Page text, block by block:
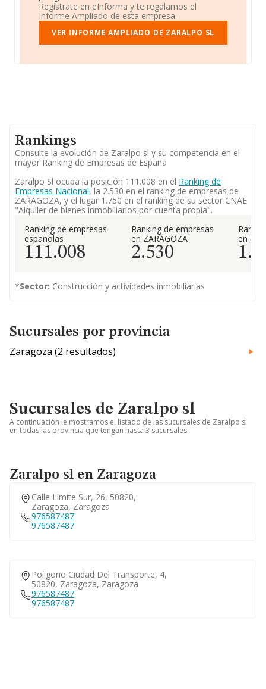
Regístrate en eInforma y te regalamos el
Informe Ampliado de esta empresa.
VER INFORME AMPLIADO DE ZARALPO SL
Rankings
Consulte la evolución de Zaralpo sl y su competencia en el
mayor Ranking de Empresas de España
Zaralpo Sl ocupa la posición 111.008 en el Ranking de
Empresas Nacional, la 2.530 en el ranking de empresas de
ZARAGOZA, y el lugar 1.750 en el ranking de su sector CNAE
"Alquiler de bienes inmobiliarios por cuenta propia".
Ranking de empresas
españolas
111.008
Ranking de empresas
en ZARAGOZA
2.530
en el
*Sector: Construcción y actividades inmobiliarias
Sucursales por provincia
Zaragoza (2 resultados)
Sucursales de Zaralpo sl
A continuación le mostramos el listado de las sucursales de Zaralpo sl
en todas las provincia que tengan hasta 3 sucursales.
Zaralpo sl en Zaragoza
Calle Limite Sur, 26, 50820,
Zaragoza, Zaragoza
976587487
976587487
Poligono Ciudad Del Transporte, 4,
50820, Zaragoza, Zaragoza
976587487
976587487